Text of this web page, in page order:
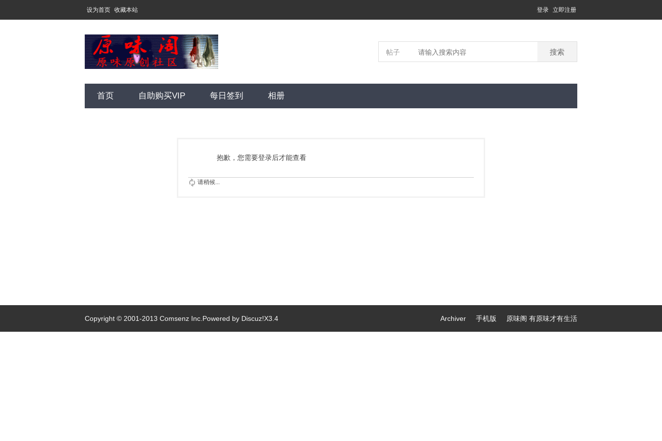
设为首页 收藏本站 登录 立即注册
帖子 搜索
首页 自助购买VIP 每日签到 相册
抱歉，您需要登录后才能查看
请稍候...
Copyright © 2001-2013 Comsenz Inc. Powered by Discuz!X3.4 Archiver 手机版 原味阁 有原味才有生活